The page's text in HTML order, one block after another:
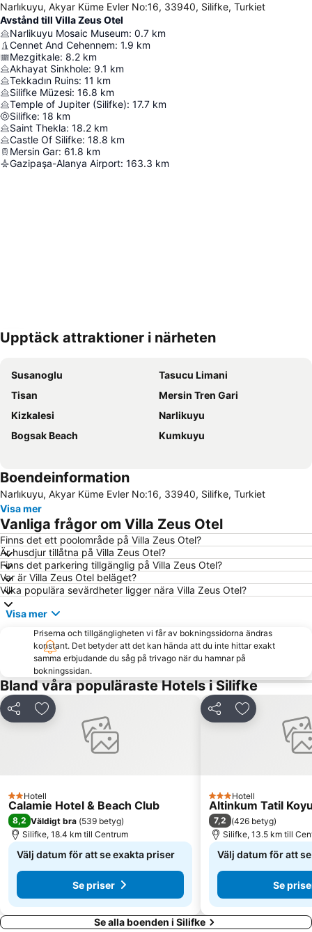
Narlıkuyu, Akyar Küme Evler No:16, 33940, Silifke, Turkiet
Avstånd till Villa Zeus Otel
Narlikuyu Mosaic Museum: 0.7 km
Cennet And Cehennem: 1.9 km
Mezgitkale: 8.2 km
Akhayat Sinkhole: 9.1 km
Tekkadın Ruins: 11 km
Silifke Müzesi: 16.8 km
Temple of Jupiter (Silifke): 17.7 km
Silifke: 18 km
Saint Thekla: 18.2 km
Castle Of Silifke: 18.8 km
Mersin Gar: 61.8 km
Gazipaşa-Alanya Airport: 163.3 km
Förstora kartan
Upptäck attraktioner i närheten
Susanoglu
Tasucu Limani
Tisan
Mersin Tren Gari
Kizkalesi
Narlikuyu
Bogsak Beach
Kumkuyu
Boendeinformation
Narlıkuyu, Akyar Küme Evler No:16, 33940, Silifke, Turkiet
Visa mer
Vanliga frågor om Villa Zeus Otel
Finns det ett poolområde på Villa Zeus Otel?
Är husdjur tillåtna på Villa Zeus Otel?
Finns det parkering tillgänglig på Villa Zeus Otel?
Var är Villa Zeus Otel beläget?
Vilka populära sevärdheter ligger nära Villa Zeus Otel?
Visa mer
Priserna och tillgängligheten vi får av bokningssidorna ändras
konstant. Det betyder att det kan hända att du inte hittar exakt
samma erbjudande du såg på trivago när du hamnar på
bokningssidan.
Bland våra populäraste Hotels i Silifke
Dela Lägg till i Mina Favoriter
2 Stjärnor
Hotell
Calamie Hotel & Beach Club
8,2 Väldigt bra (539 betyg)
Silifke, 18.4 km till Centrum
Välj datum för att se exakta priser
Se priser
Dela Lägg till i
3 Stjärnor
Hotell
Altinkum Tatil
7,2 (426 betyg)
Silifke, 13.5 km till
Välj datum för att
Se
Se alla boenden i Silifke